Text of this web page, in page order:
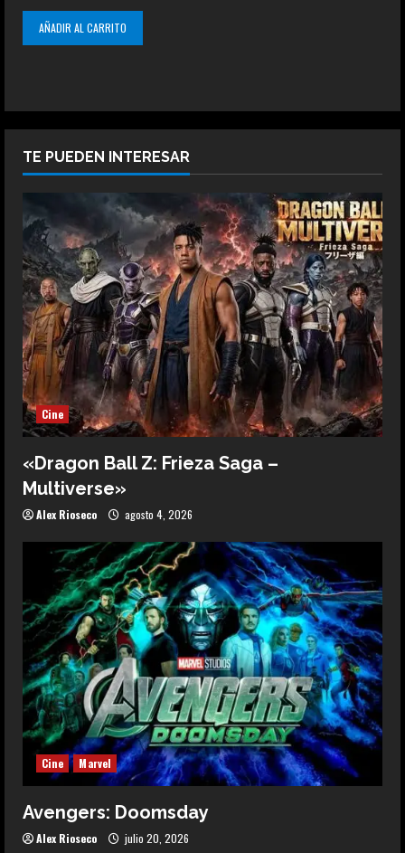
AÑADIR AL CARRITO
TE PUEDEN INTERESAR
Cine
«Dragon Ball Z: Frieza Saga –
Multiverse»
Alex Rioseco agosto 4, 2026
Cine Marvel
Avengers: Doomsday
Alex Rioseco julio 20, 2026